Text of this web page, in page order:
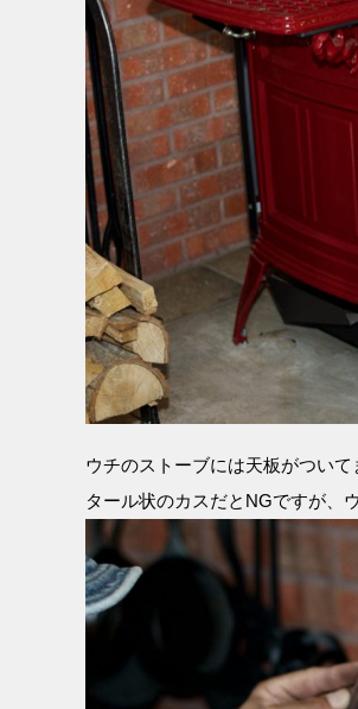
ウチのストーブには天板がつい
タール状のカスだとNGですが、